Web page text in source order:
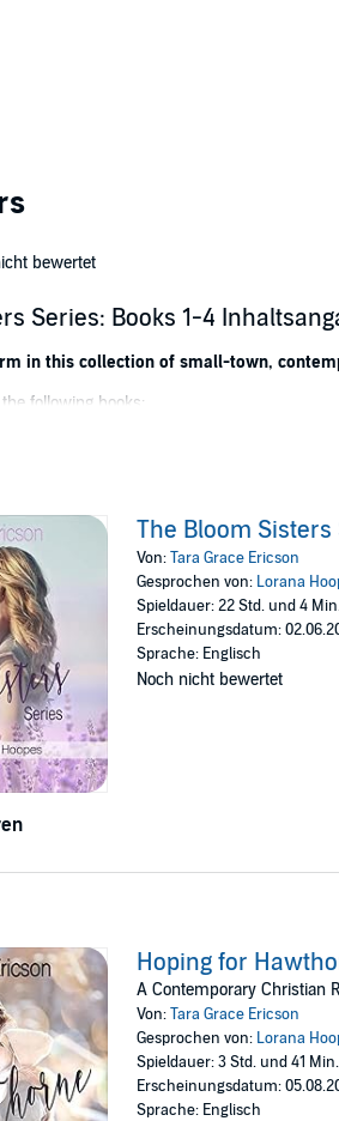
bewertet
Series: Books 1-4
in this collection of small-town,
following books:
of the Hot Mess Express.
wound too tight.
to get complicated.
she’s shallow, and she thinks he’s out of
will their hearts survive?
classic "You've Got Mail")
(P)2022 Silver Fountain Press
The Bloom Sisters
Von:Tara Grace Ericson
Gesprochen von: Lorana
Spieldauer: 22 Std. und 4
Erscheinungsdatum:
Sprache: Englisch
Noch nicht bewertet
Hoping for
A Contemporary Christian
Von:Tara Grace Ericson
Gesprochen von: Lorana
Spieldauer: 3 Std. und 41 Min.
Erscheinungsdatum:
Sprache: Englisch